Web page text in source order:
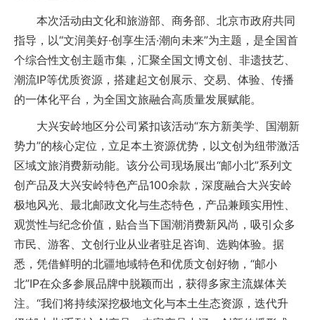
本次活动由文化和旅游部、商务部、北京市政府共同
指导，以“文润美好·创享生活·潮向未来”为主题，是全国首
个综合性文创主题市集，汇聚全国文博文创、非遗技艺、
潮流IP等优质资源，搭建起文创展示、交易、体验、传播
的一体化平台，为全国文旅融合高质量发展赋能。
大兴安岭地区分公司紧扣该活动“东方新美学、国潮新
势力”的核心定位，立足本土资源优势，以文创为纽带激活
区域文旅消费新动能。该分公司现场展出“邮小北”系列文
创产品及大兴安岭特色产品100余款，深度融合大兴安岭
极地风光、最北邮政文化与生态特色，产品兼顾实用性、
观赏性与纪念价值，贴合当下国潮消费新风尚，吸引众多
市民、游客、文创行业从业者驻足咨询、选购体验。据
悉，凭借鲜明的北疆地域特色和优质文创好物，“邮小
北”IP在众多参展品牌中脱颖而出，获得多家主流媒体关
注。“我们将持续深挖极地文化与本土生态资源，迭代升